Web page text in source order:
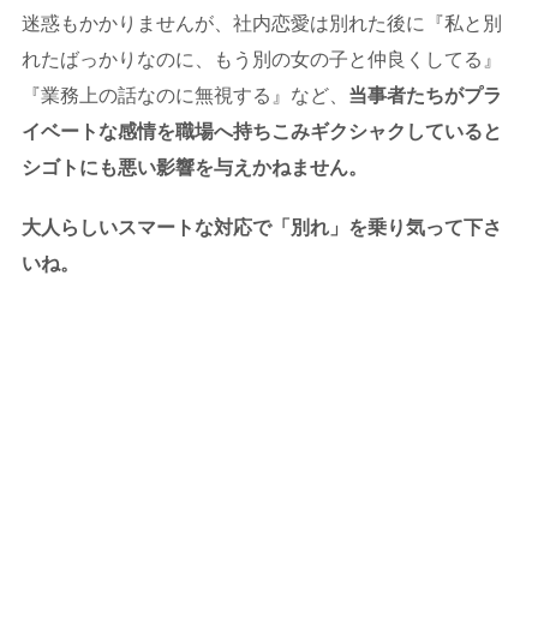
迷惑もかかりませんが、社内恋愛は別れた後に『私と別
れたばっかりなのに、もう別の女の子と仲良くしてる』
『業務上の話なのに無視する』など、 当事者たちがプラ
イベートな感情を職場へ持ちこみギクシャクしていると
シゴトにも悪い影響を与えかねません。
大人らしいスマートな対応で「別れ」を乗り気って下さ
いね。